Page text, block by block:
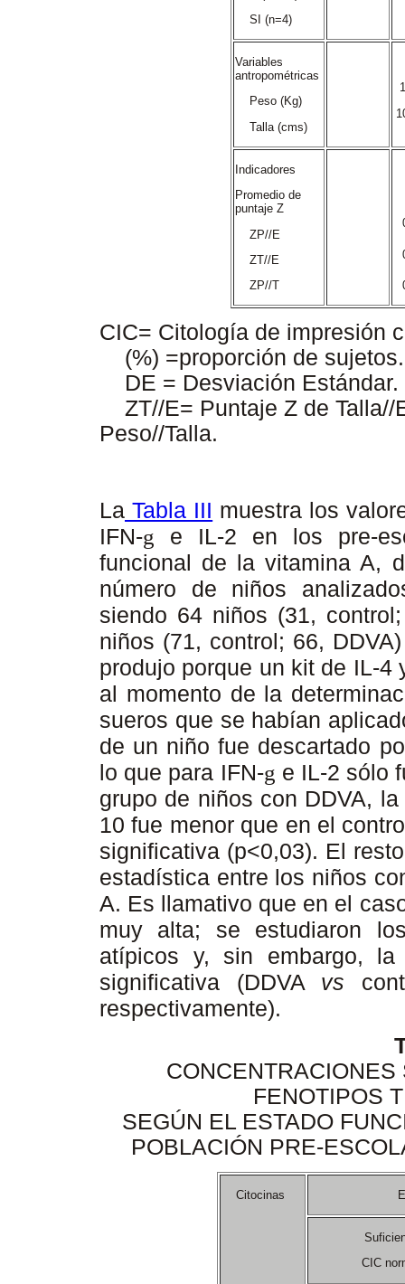
SI (n=4)
Variables
antropométricas
Peso (Kg)
Talla (cms)
Indicadores
Promedio de
puntaje Z
ZP//E
ZT//E
ZP//T
CIC= Citología de
(%) =proporción de
DE = Desviación
ZT//E= Puntaje Z de
Peso//Talla.
La Tabla III muestra los
IFN-g e IL-2 en los pre-
funcional de la vitamina A,
número de niños
siendo 64 niños (31,
niños (71, control; 66,
produjo porque un kit de IL-4
al momento de la
sueros que se habían
de un niño fue descartado
lo que para IFN-g e IL-2 sólo
grupo de niños con DDVA,
10 fue menor que en el
significativa (p<0,03). El
estadística entre los niños
A. Es llamativo que en el
muy alta; se estudiaron
atípicos y, sin embargo,
significativa (DDVA vs
respectivamente).
FENOTIPOS
SEGÚN EL ESTADO
POBLACIÓN PRE-
Citocinas
CIC